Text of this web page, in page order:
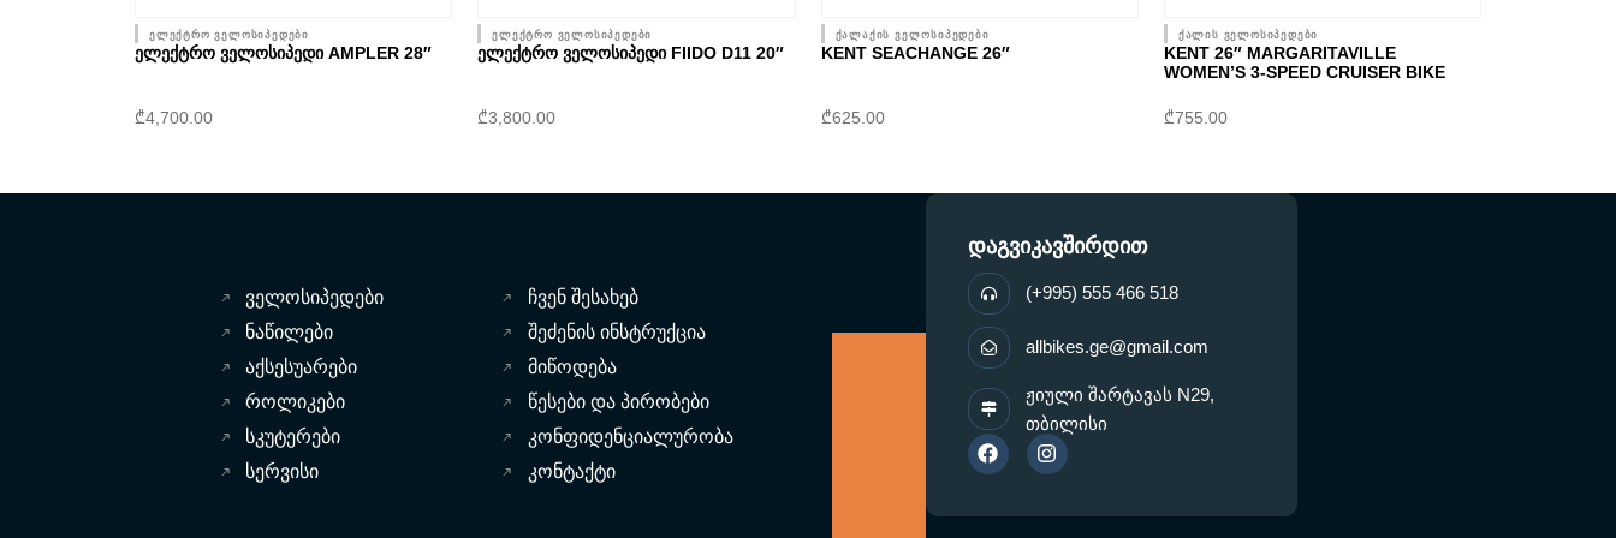
ელექტრო ველოსიპედები
ᲔᲚᲔᲥᲢᲠᲝ ᲕᲔᲚᲝᲡᲘᲞᲔᲓᲘ AMPLER 28″
₾4,700.00
ელექტრო ველოსიპედები
ᲔᲚᲔᲥᲢᲠᲝ ᲕᲔᲚᲝᲡᲘᲞᲔᲓᲘ FIIDO D11 20″
₾3,800.00
ქალაქის ველოსიპედები
KENT SEACHANGE 26″
₾625.00
ქალის ველოსიპედები
KENT 26″ MARGARITAVILLE
WOMEN’S 3-SPEED CRUISER BIKE
₾755.00
ველოსიპედები
ნაწილები
აქსესუარები
როლიკები
სკუტერები
სერვისი
ჩვენ შესახებ
შეძენის ინსტრუქცია
მიწოდება
წესები და პირობები
კონფიდენციალურობა
კონტაქტი
დაგვიკავშირდით
(+995) 555 466 518
allbikes.ge@gmail.com
ჟიული შარტავას N29,
თბილისი
F
a
c
I
n
s